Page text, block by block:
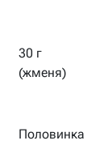
30 г
(жменя)
Половинка